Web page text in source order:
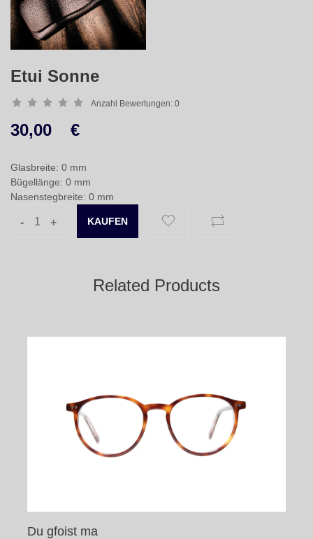
Etui Sonne
Anzahl Bewertungen: 0
30,00 €
Glasbreite: 0 mm
Bügellänge: 0 mm
Nasenstegbreite: 0 mm
- +
Related Products
Du gfoist ma